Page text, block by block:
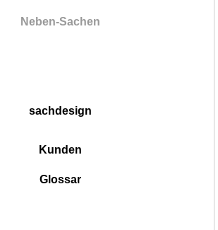
Neben-Sachen
sachdesign
Kunden
Glossar